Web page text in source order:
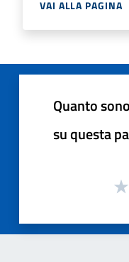
VAI ALLA PAGINA
Quanto
su questa